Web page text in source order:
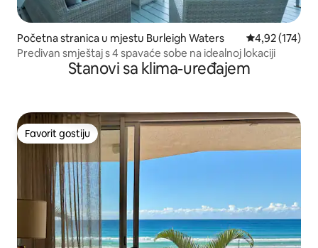
Početna stranica u mjestu Burleigh Waters prosječna
4,92 (174)
Predivan smještaj s 4 spavaće sobe na idealnoj lokaciji
Stanovi sa klima-uređajem
Favorit gostiju
Favorit gostiju